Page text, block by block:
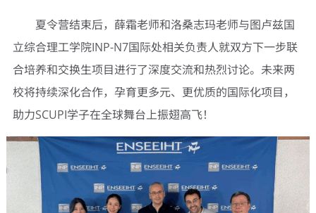
夏令营结束后，薛霜老师和洛桑志玛老师与图卢兹国
立综合理工学院INP-N7国际处相关负责人就双方下一步联
合培养和交换生项目进行了深度交流和热烈讨论。未来两
校将持续深化合作，孕育更多元、更优质的国际化项目，
助力SCUPI学子在全球舞台上振翅高飞！